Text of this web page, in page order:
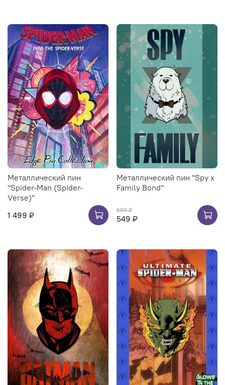
Металлический пин
"Spider-Man (Spider-
Verse)"
1 499 ₽
Металлический пин "Spy x
Family Bond"
600 ₽
549 ₽